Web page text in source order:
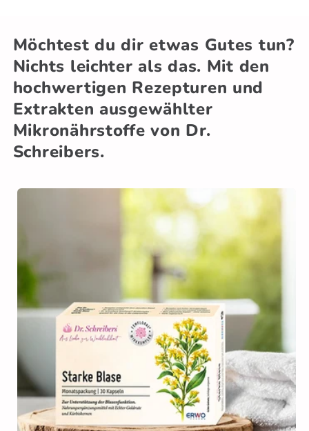
Möchtest du dir etwas Gutes tun?
Nichts leichter als das. Mit den
hochwertigen Rezepturen und
Extrakten ausgewählter
Mikronährstoffe von Dr.
Schreibers.